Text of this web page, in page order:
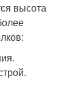
высота